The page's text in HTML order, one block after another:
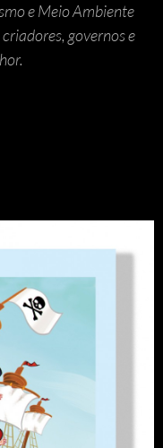
e Meio Ambiente
governos e